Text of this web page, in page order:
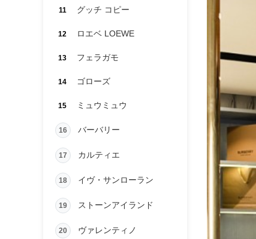
11 グッチ コピー
12 ロエベ LOEWE
13 フェラガモ
14 ゴローズ
15 ミュウミュウ
16 バーバリー
17 カルティエ
18 イヴ・サンローラン
19 ストーンアイランド
20 ヴァレンティノ